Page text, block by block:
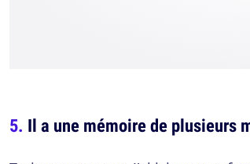
Il a une mémoire de plusieurs